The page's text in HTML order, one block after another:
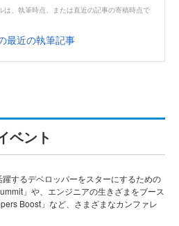
は、執筆時点、または直近の記事の寄稿時点で
最近の執筆記事
ベント
するデベロッパーをスターにするための
」や、エンジニアの生きざまをブース
Boost」など、さまざまなカンファレ